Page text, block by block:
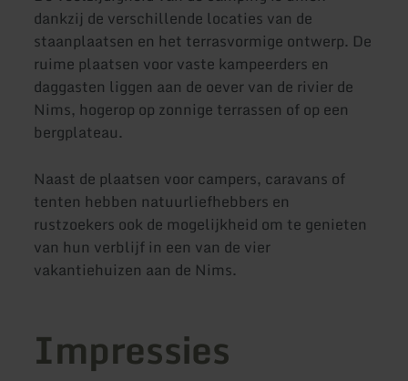
dankzij de verschillende locaties van de
staanplaatsen en het terrasvormige ontwerp. De
ruime plaatsen voor vaste kampeerders en
daggasten liggen aan de oever van de rivier de
Nims, hogerop op zonnige terrassen of op een
bergplateau.
Naast de plaatsen voor campers, caravans of
tenten hebben natuurliefhebbers en
rustzoekers ook de mogelijkheid om te genieten
van hun verblijf in een van de vier
vakantiehuizen aan de Nims.
Impressies